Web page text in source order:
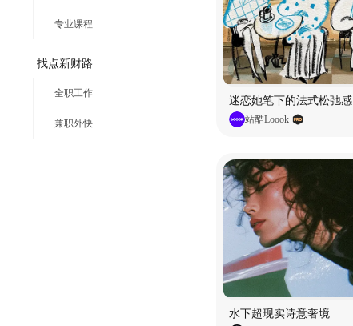
专业课程
找点新财路
全职工作
兼职外快
迷恋她笔下的法式松弛感
站酷Loook
水下超现实诗意奢境